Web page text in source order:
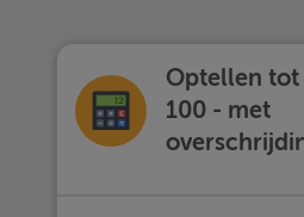
Optellen tot
100 - met